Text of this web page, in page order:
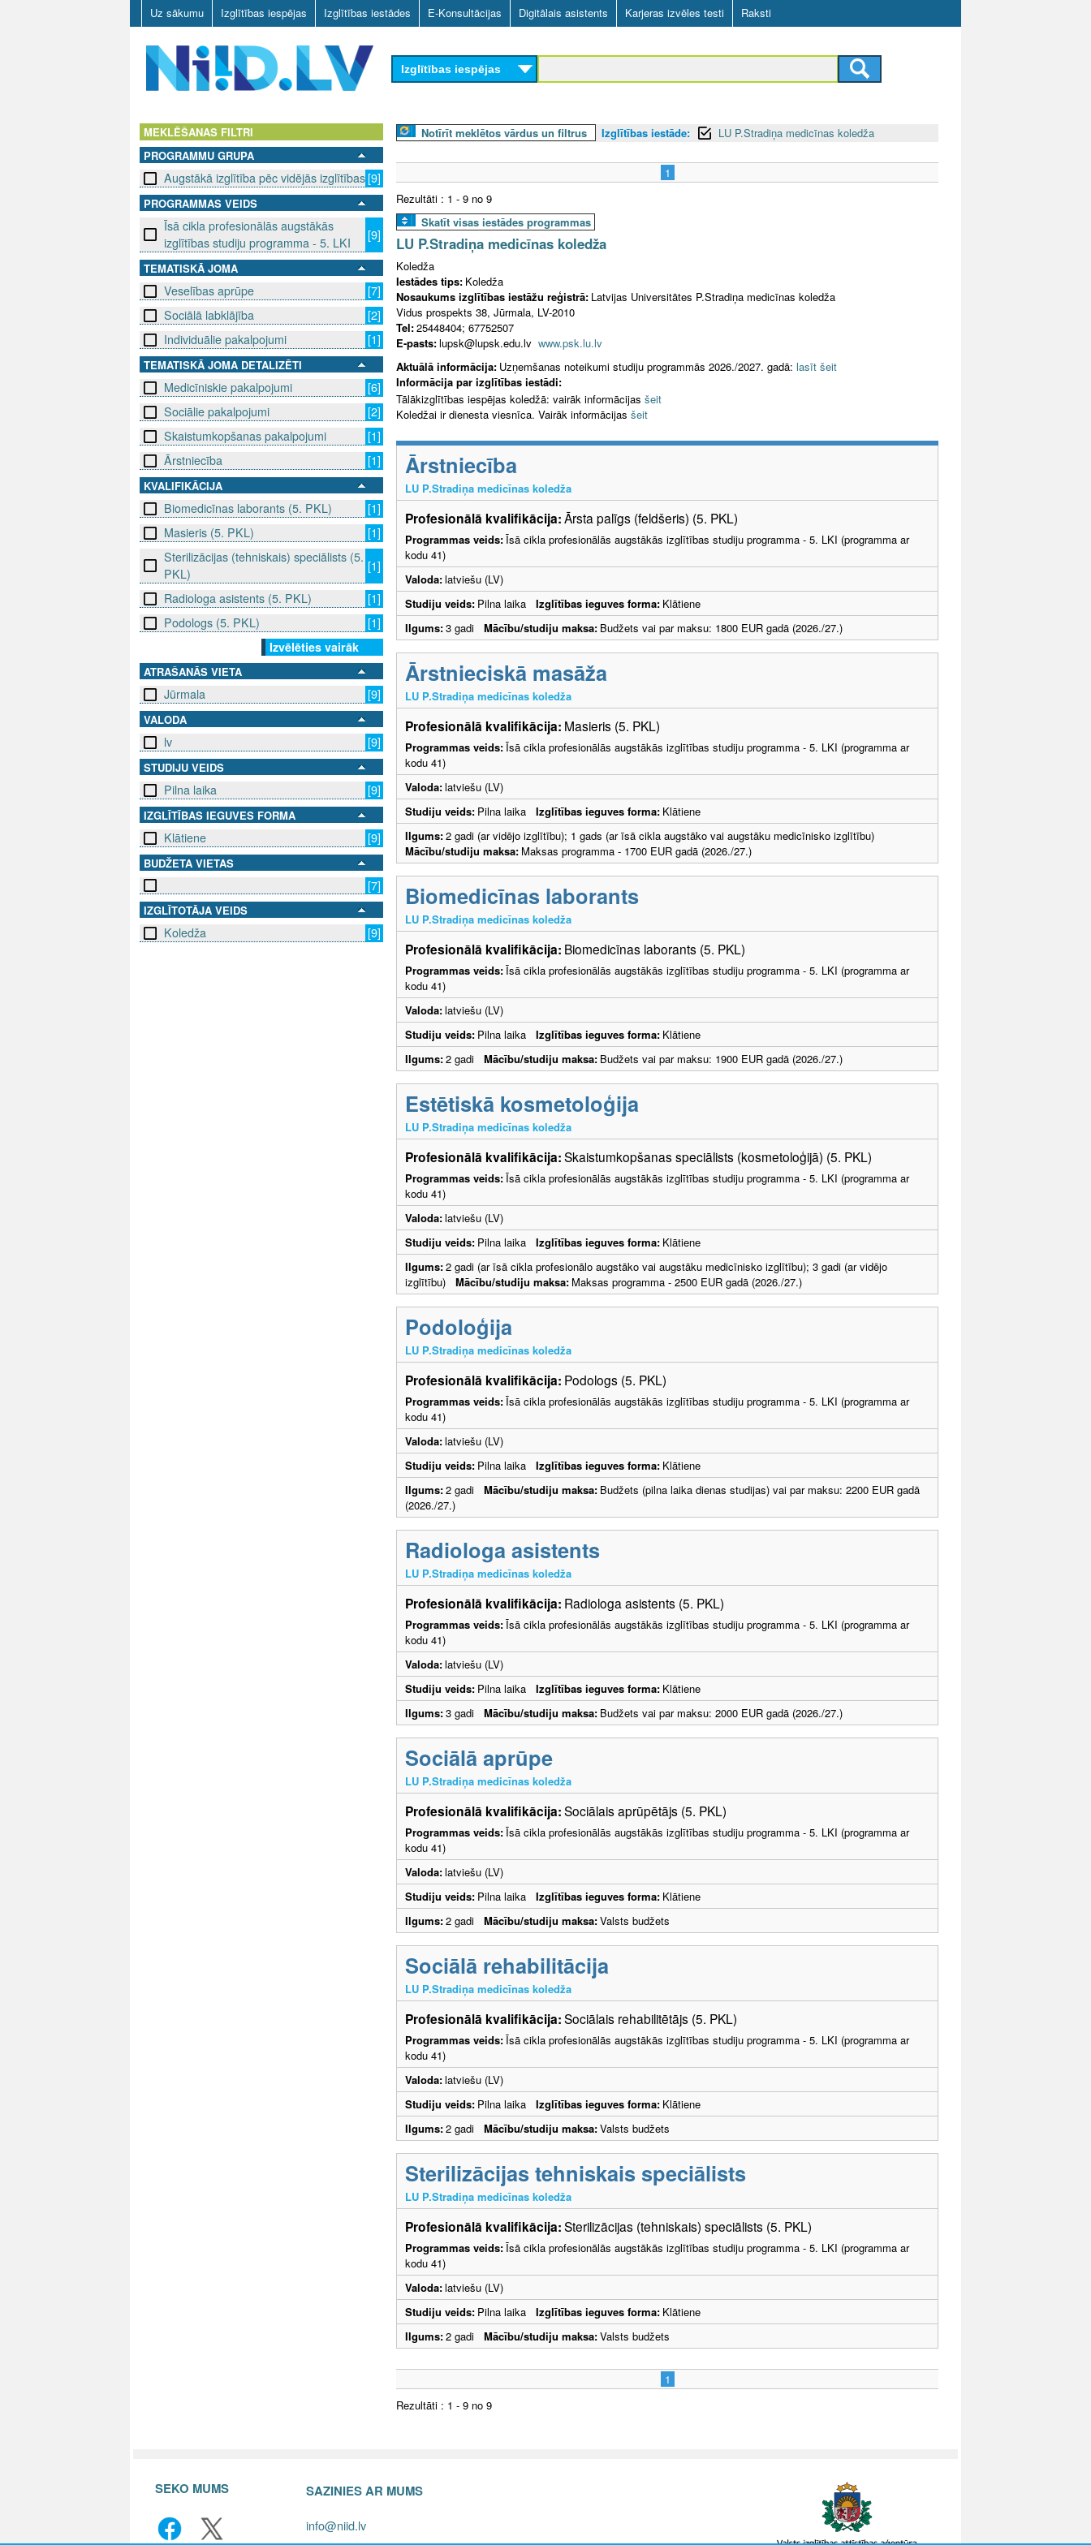
Skip
to
main
content
Uz sākumu Izglītības iespējas Izglītības iestādes E-Konsultācijas Digitālais asistents Karjeras izvēles testi Raksti
D
L
V
Izglītības iespējas
MEKLĒŠANAS FILTRI
PROGRAMMU GRUPA
Augstākā izglītība pēc vidējās izglītības [9]
PROGRAMMAS VEIDS
Īsā cikla profesionālās augstākās
izglītības studiju programma - 5. LKI
[9]
TEMATISKĀ JOMA
Veselības aprūpe
[7]
Sociālā labklājība
[2]
Individuālie pakalpojumi
[1]
TEMATISKĀ JOMA DETALIZĒTI
Medicīniskie pakalpojumi
[6]
Sociālie pakalpojumi
[2]
Skaistumkopšanas pakalpojumi
[1]
Ārstniecība
[1]
KVALIFIKĀCIJA
Biomedicīnas laborants (5. PKL)
[1]
Masieris (5. PKL)
[1]
Sterilizācijas (tehniskais) speciālists (5.
PKL)
[1]
Radiologa asistents (5. PKL)
[1]
Podologs (5. PKL)
[1]
Izvēlēties vairāk
ATRAŠANĀS VIETA
Jūrmala [9]
VALODA
lv [9]
STUDIJU VEIDS
Pilna laika [9]
IZGLĪTĪBAS IEGUVES FORMA
Klātiene [9]
BUDŽETA VIETAS
[7]
IZGLĪTOTĀJA VEIDS
Koledža [9]
Notīrīt meklētos vārdus un filtrus Izglītības iestāde: LU P.Stradiņa medicīnas koledža
1
Rezultāti : 1 - 9 no 9
Skatīt visas iestādes programmas
LU P.Stradiņa medicīnas koledža
Koledža
Iestādes tips: Koledža
Nosaukums izglītības iestāžu reģistrā: Latvijas Universitātes P.Stradiņa medicīnas koledža
Vidus prospekts 38, Jūrmala, LV-2010
Tel:25448404; 67752507
E-pasts:lupsk@lupsk.edu.lv www.psk.lu.lv
Aktuālā informācija: Uzņemšanas noteikumi studiju programmās 2026./2027. gadā: lasīt šeit
Informācija par izglītības iestādi:
Tālākizglītības iespējas koledžā: vairāk informācijas šeit
Koledžai ir dienesta viesnīca. Vairāk informācijas šeit
Ārstniecība
LU P.Stradiņa medicīnas koledža
Profesionālā kvalifikācija:Ārsta palīgs (feldšeris) (5. PKL)
Programmas veids:Īsā cikla profesionālās augstākās izglītības studiju programma - 5. LKI (programma ar
kodu 41)
Valoda:latviešu (LV)
Studiju veids: Pilna laika Izglītības ieguves forma: Klātiene
Ilgums:3 gadi Mācību/studiju maksa: Budžets vai par maksu: 1800 EUR gadā (2026./27.)
Ārstnieciskā masāža
LU P.Stradiņa medicīnas koledža
Profesionālā kvalifikācija: Masieris (5. PKL)
Programmas veids:Īsā cikla profesionālās augstākās izglītības studiju programma - 5. LKI (programma ar
kodu 41)
Valoda:latviešu (LV)
Studiju veids: Pilna laika Izglītības ieguves forma: Klātiene
Ilgums:2 gadi (ar vidējo izglītību); 1 gads (ar īsā cikla augstāko vai augstāku medicīnisko izglītību)
Mācību/studiju maksa: Maksas programma - 1700 EUR gadā (2026./27.)
Biomedicīnas laborants
LU P.Stradiņa medicīnas koledža
Profesionālā kvalifikācija: Biomedicīnas laborants (5. PKL)
Programmas veids:Īsā cikla profesionālās augstākās izglītības studiju programma - 5. LKI (programma ar
kodu 41)
Valoda:latviešu (LV)
Studiju veids: Pilna laika Izglītības ieguves forma: Klātiene
Ilgums:2 gadi Mācību/studiju maksa: Budžets vai par maksu: 1900 EUR gadā (2026./27.)
Estētiskā kosmetoloģija
LU P.Stradiņa medicīnas koledža
Profesionālā kvalifikācija:Skaistumkopšanas speciālists (kosmetoloģijā) (5. PKL)
Programmas veids:Īsā cikla profesionālās augstākās izglītības studiju programma - 5. LKI (programma ar
kodu 41)
Valoda:latviešu (LV)
Studiju veids: Pilna laika Izglītības ieguves forma: Klātiene
Ilgums:2 gadi (ar īsā cikla profesionālo augstāko vai augstāku medicīnisko izglītību); 3 gadi (ar vidējo
izglītību) Mācību/studiju maksa: Maksas programma - 2500 EUR gadā (2026./27.)
Podoloģija
LU P.Stradiņa medicīnas koledža
Profesionālā kvalifikācija: Podologs (5. PKL)
Programmas veids:Īsā cikla profesionālās augstākās izglītības studiju programma - 5. LKI (programma ar
kodu 41)
Valoda:latviešu (LV)
Studiju veids: Pilna laika Izglītības ieguves forma: Klātiene
Ilgums:2 gadi Mācību/studiju maksa: Budžets (pilna laika dienas studijas) vai par maksu: 2200 EUR gadā
(2026./27.)
Radiologa asistents
LU P.Stradiņa medicīnas koledža
Profesionālā kvalifikācija: Radiologa asistents (5. PKL)
Programmas veids:Īsā cikla profesionālās augstākās izglītības studiju programma - 5. LKI (programma ar
kodu 41)
Valoda:latviešu (LV)
Studiju veids: Pilna laika Izglītības ieguves forma: Klātiene
Ilgums:3 gadi Mācību/studiju maksa: Budžets vai par maksu: 2000 EUR gadā (2026./27.)
Sociālā aprūpe
LU P.Stradiņa medicīnas koledža
Profesionālā kvalifikācija:Sociālais aprūpētājs (5. PKL)
Programmas veids:Īsā cikla profesionālās augstākās izglītības studiju programma - 5. LKI (programma ar
kodu 41)
Valoda:latviešu (LV)
Studiju veids: Pilna laika Izglītības ieguves forma: Klātiene
Ilgums:2 gadi Mācību/studiju maksa:Valsts budžets
Sociālā rehabilitācija
LU P.Stradiņa medicīnas koledža
Profesionālā kvalifikācija:Sociālais rehabilitētājs (5. PKL)
Programmas veids:Īsā cikla profesionālās augstākās izglītības studiju programma - 5. LKI (programma ar
kodu 41)
Valoda:latviešu (LV)
Studiju veids: Pilna laika Izglītības ieguves forma: Klātiene
Ilgums:2 gadi Mācību/studiju maksa:Valsts budžets
Sterilizācijas tehniskais speciālists
LU P.Stradiņa medicīnas koledža
Profesionālā kvalifikācija:Sterilizācijas (tehniskais) speciālists (5. PKL)
Programmas veids:Īsā cikla profesionālās augstākās izglītības studiju programma - 5. LKI (programma ar
kodu 41)
Valoda:latviešu (LV)
Studiju veids: Pilna laika Izglītības ieguves forma: Klātiene
Ilgums:2 gadi Mācību/studiju maksa:Valsts budžets
1
Rezultāti : 1 - 9 no 9
SEKO MUMS SAZINIES AR MUMS
info@niid.lv